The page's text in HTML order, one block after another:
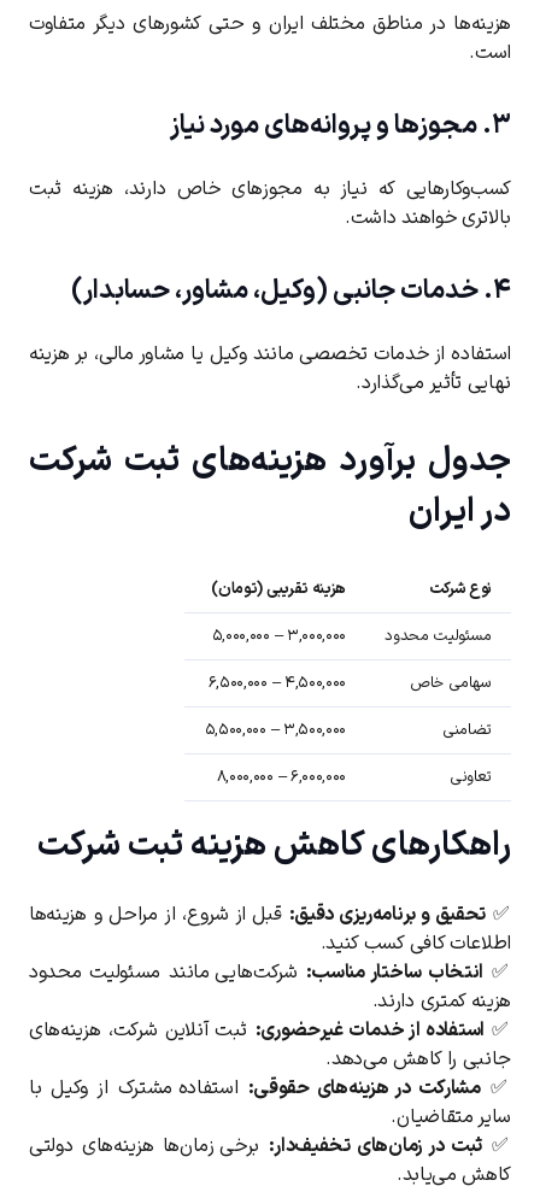
هزینه‌ها در مناطق مختلف ایران و حتی کشورهای دیگر متفاوت
است.
۳. مجوزها و پروانه‌های مورد نیاز
کسب‌وکارهایی که نیاز به مجوزهای خاص دارند، هزینه ثبت
بالاتری خواهند داشت.
۴. خدمات جانبی (وکیل، مشاور، حسابدار)
استفاده از خدمات تخصصی مانند وکیل یا مشاور مالی، بر هزینه
نهایی تأثیر می‌گذارد.
جدول برآورد هزینه‌های ثبت شرکت
در ایران
نوع شرکت
هزینه تقریبی (تومان)
مسئولیت محدود
۳,۰۰۰,۰۰۰ – ۵,۰۰۰,۰۰۰
سهامی خاص
۴,۵۰۰,۰۰۰ – ۶,۵۰۰,۰۰۰
تضامنی
۳,۵۰۰,۰۰۰ – ۵,۵۰۰,۰۰۰
تعاونی
۶,۰۰۰,۰۰۰ – ۸,۰۰۰,۰۰۰
راهکارهای کاهش هزینه ثبت شرکت
✅ تحقیق و برنامه‌ریزی دقیق: قبل از شروع، از مراحل و هزینه‌ها
اطلاعات کافی کسب کنید.
✅ انتخاب ساختار مناسب: شرکت‌هایی مانند مسئولیت محدود
هزینه کمتری دارند.
✅ استفاده از خدمات غیرحضوری: ثبت آنلاین شرکت، هزینه‌های
جانبی را کاهش می‌دهد.
✅ مشارکت در هزینه‌های حقوقی: استفاده مشترک از وکیل با
سایر متقاضیان.
✅ ثبت در زمان‌های تخفیف‌دار: برخی زمان‌ها هزینه‌های دولتی
کاهش می‌یابد.